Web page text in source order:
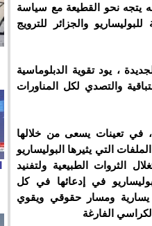
يتجه نحو القطيعة مع سياسة
والجزائر للترويج
، يود تقوية الدبلوماسية
والتصدي لكل المناورات
في تعينات يسعى من خلالها
التي يثيرها البوليساريو
الثروات الطبيعية ولتفنيد
في إدعائها في كل
يسارية ومسار حقوقي ويقوي
الفارغة